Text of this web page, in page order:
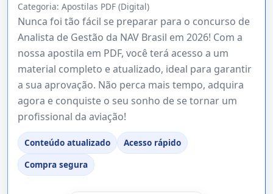
Categoria: Apostilas PDF (Digital)
Nunca foi tão fácil se preparar para o concurso de
Analista de Gestão da NAV Brasil em 2026! Com a
nossa apostila em PDF, você terá acesso a um
material completo e atualizado, ideal para garantir
a sua aprovação. Não perca mais tempo, adquira
agora e conquiste o seu sonho de se tornar um
profissional da aviação!
Conteúdo atualizado
Acesso rápido
Compra segura